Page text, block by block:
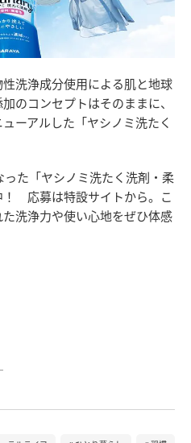
洗浄成分使用による肌と地球
のコンセプトはそのままに、
ーアルした「ヤシノミ洗たく
た「ヤシノミ洗たく洗剤・柔
応募は特設サイトから。こ
洗浄力や使い心地をぜひ体感